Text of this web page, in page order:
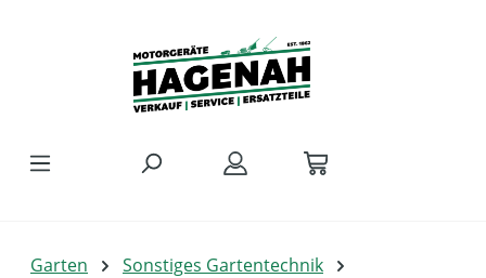
Garten
Sonstiges Gartentechnik